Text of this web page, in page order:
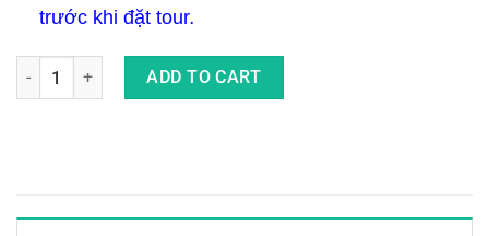
trước khi đặt tour.
Tour Riêng Du Lịch Bali 6 Ngày 5 Đêm Cho Gia Đình Có Trẻ
ADD TO CART